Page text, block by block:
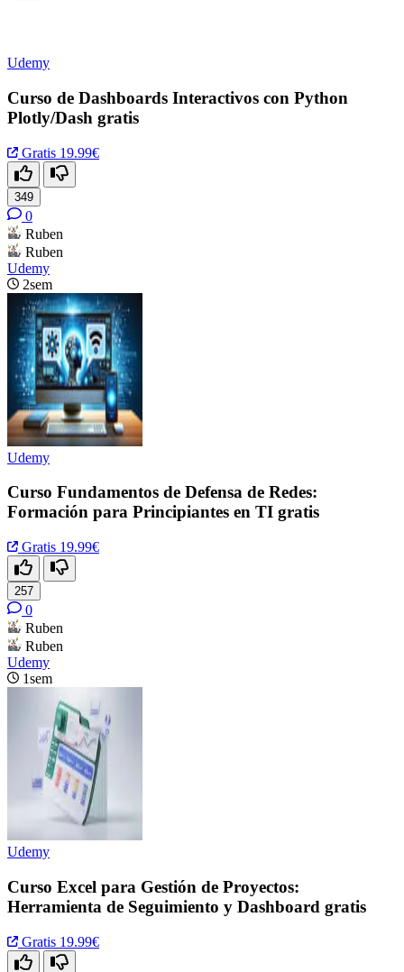
Udemy
Curso de Dashboards Interactivos con Python
Plotly/Dash gratis
Gratis 19.99€
349
0
Ruben
Ruben
Udemy
2sem
Udemy
Curso Fundamentos de Defensa de Redes:
Formación para Principiantes en TI gratis
Gratis 19.99€
257
0
Ruben
Ruben
Udemy
1sem
Udemy
Curso Excel para Gestión de Proyectos:
Herramienta de Seguimiento y Dashboard gratis
Gratis 19.99€